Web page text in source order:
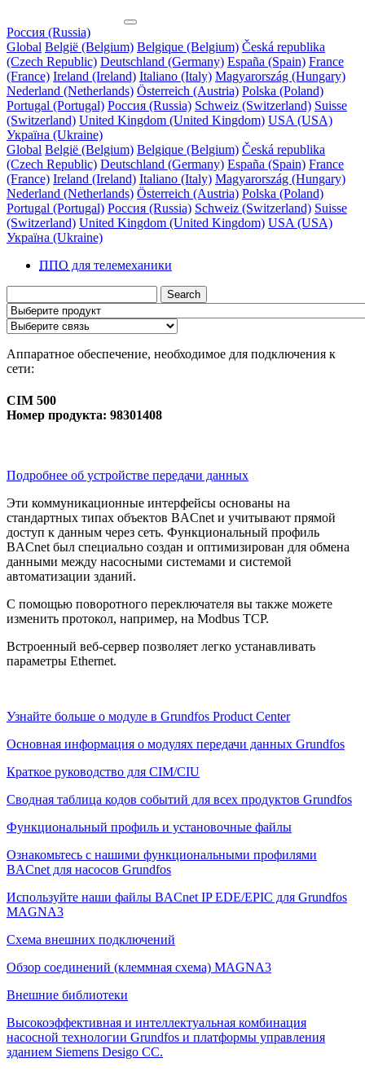
Россия (Russia)
Global België (Belgium) Belgique (Belgium) Česká republika
(Czech Republic) Deutschland (Germany) España (Spain) France
(France) Ireland (Ireland) Italiano (Italy) Magyarország (Hungary)
Nederland (Netherlands) Österreich (Austria) Polska (Poland)
Portugal (Portugal) Россия (Russia) Schweiz (Switzerland) Suisse
(Switzerland) United Kingdom (United Kingdom) USA (USA)
Україна (Ukraine)
Global België (Belgium) Belgique (Belgium) Česká republika
(Czech Republic) Deutschland (Germany) España (Spain) France
(France) Ireland (Ireland) Italiano (Italy) Magyarország (Hungary)
Nederland (Netherlands) Österreich (Austria) Polska (Poland)
Portugal (Portugal) Россия (Russia) Schweiz (Switzerland) Suisse
(Switzerland) United Kingdom (United Kingdom) USA (USA)
Україна (Ukraine)
ППО для телемеханики
Search
Аппаратное обеспечение, необходимое для подключения к
сети:
CIM 500
Номер продукта: 98301408
Подробнее об устройстве передачи данных
Эти коммуникационные интерфейсы основаны на
стандартных типах объектов BACnet и учитывают прямой
доступ к данным через сеть. Функциональный профиль
BACnet был специально создан и оптимизирован для обмена
данными между насосными системами и системой
автоматизации зданий.
С помощью поворотного переключателя вы также можете
изменить протокол, например, на Modbus TCP.
Встроенный веб-сервер позволяет легко устанавливать
параметры Ethernet.
Узнайте больше о модуле в Grundfos Product Center
Основная информация о модулях передачи данных Grundfos
Краткое руководство для CIM/CIU
Сводная таблица кодов событий для всех продуктов Grundfos
Функциональный профиль и установочные файлы
Ознакомьтесь с нашими функциональными профилями
BACnet для насосов Grundfos
Используйте наши файлы BACnet IP EDE/EPIC для Grundfos
MAGNA3
Схема внешних подключений
Обзор соединений (клеммная схема) MAGNA3
Внешние библиотеки
Высокоэффективная и интеллектуальная комбинация
насосной технологии Grundfos и платформы управления
зданием Siemens Desigo CC.